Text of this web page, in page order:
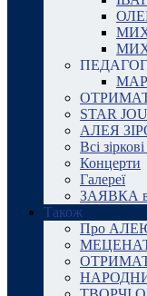
STAR
АЛЕЯ
Всі
Концерти
Галереї
ЗАЯВКА в
Також
Про